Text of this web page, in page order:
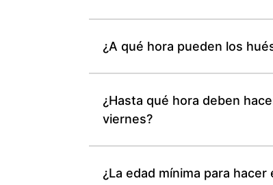
¿A qué hora pueden los
¿Hasta qué hora deben
viernes?
¿La edad mínima para